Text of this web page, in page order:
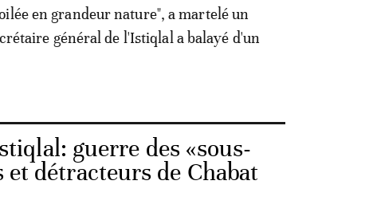
en grandeur nature", a martelé un
général de l'Istiqlal a balayé d'un
guerre des «sous-
détracteurs de Chabat